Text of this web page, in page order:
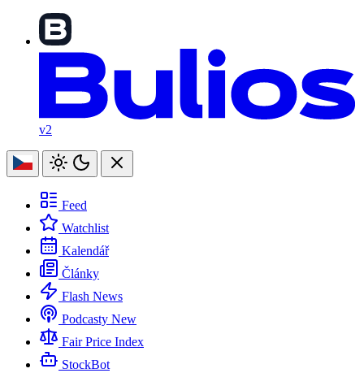
v2
Feed
Watchlist
Kalendář
Články
Flash News
Podcasty New
Fair Price Index
StockBot